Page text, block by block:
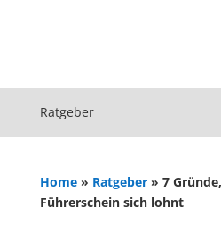
Ratgeber
Home» Ratgeber» 7
Führerschein sich lohnt